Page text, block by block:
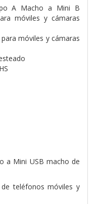
A Macho a Mini B
móviles y cámaras
móviles y cámaras
a Mini USB macho de
teléfonos móviles y